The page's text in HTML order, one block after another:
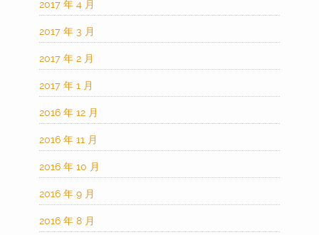
2017 年 4 月
2017 年 3 月
2017 年 2 月
2017 年 1 月
2016 年 12 月
2016 年 11 月
2016 年 10 月
2016 年 9 月
2016 年 8 月